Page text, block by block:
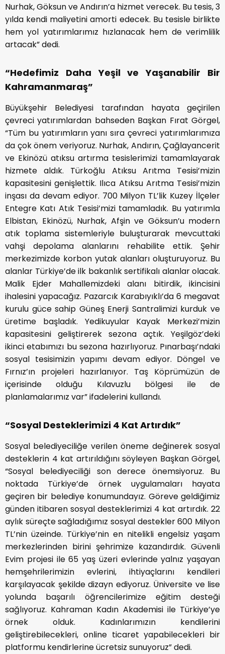
Nurhak, Göksun ve Andırın’a hizmet verecek. Bu tesis, 3
yılda kendi maliyetini amorti edecek. Bu tesisle birlikte
hem yol yatırımlarımız hızlanacak hem de verimlilik
artacak” dedi.
“Hedefimiz Daha Yeşil ve Yaşanabilir Bir
Kahramanmaraş”
Büyükşehir Belediyesi tarafından hayata geçirilen
çevreci yatırımlardan bahseden Başkan Fırat Görgel,
“Tüm bu yatırımların yanı sıra çevreci yatırımlarımıza
da çok önem veriyoruz. Nurhak, Andırın, Çağlayancerit
ve Ekinözü atıksu artırma tesislerimizi tamamlayarak
hizmete aldık. Türkoğlu Atıksu Arıtma Tesisi’mizin
kapasitesini genişlettik. Ilıca Atıksu Arıtma Tesisi’mizin
inşası da devam ediyor. 700 Milyon TL’lik Kuzey İlçeler
Entegre Katı Atık Tesisi’mizi tamamladık. Bu yatırımla
Elbistan, Ekinözü, Nurhak, Afşin ve Göksun’u modern
atık toplama sistemleriyle buluşturarak mevcuttaki
vahşi depolama alanlarını rehabilite ettik. Şehir
merkezimizde korbon yutak alanları oluşturuyoruz. Bu
alanlar Türkiye’de ilk bakanlık sertifikalı alanlar olacak.
Malik Ejder Mahallemizdeki alanı bitirdik, ikincisini
ihalesini yapacağız. Pazarcık Karabıyıklı’da 6 megavat
kurulu güce sahip Güneş Enerji Santralimizi kurduk ve
üretime başladık. Yedikuyular Kayak Merkezi’mizin
kapasitesini geliştirerek sezona açtık. Yeşilgöz’deki
ikinci etabımızı bu sezona hazırlıyoruz. Pınarbaşı’ndaki
sosyal tesisimizin yapımı devam ediyor. Döngel ve
Fırnız’ın projeleri hazırlanıyor. Taş Köprümüzün de
içerisinde olduğu Kılavuzlu bölgesi ile de
planlamalarımız var” ifadelerini kullandı.
“Sosyal Desteklerimizi 4 Kat Artırdık”
Sosyal belediyeciliğe verilen öneme değinerek sosyal
desteklerin 4 kat artırıldığını söyleyen Başkan Görgel,
“Sosyal belediyeciliği son derece önemsiyoruz. Bu
noktada Türkiye’de örnek uygulamaları hayata
geçiren bir belediye konumundayız. Göreve geldiğimiz
günden itibaren sosyal desteklerimizi 4 kat artırdık. 22
aylık süreçte sağladığımız sosyal destekler 600 Milyon
TL’nin üzeinde. Türkiye’nin en nitelikli engelsiz yaşam
merkezlerinden birini şehrimize kazandırdık. Güvenli
Evim projesi ile 65 yaş üzeri evlerinde yalnız yaşayan
hemşehrilerimizin evlerini, ihtiyaçlarını kendileri
karşılayacak şekilde dizayn ediyoruz. Üniversite ve lise
yolunda başarılı öğrencilerimize eğitim desteği
sağlıyoruz. Kahraman Kadın Akademisi ile Türkiye’ye
örnek olduk. Kadınlarımızın kendilerini
geliştirebilecekleri, online ticaret yapabilecekleri bir
platformu kendirlerine ücretsiz sunuyoruz” dedi.